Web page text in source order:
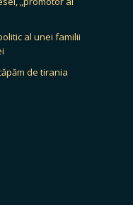
al unei familii
de tirania